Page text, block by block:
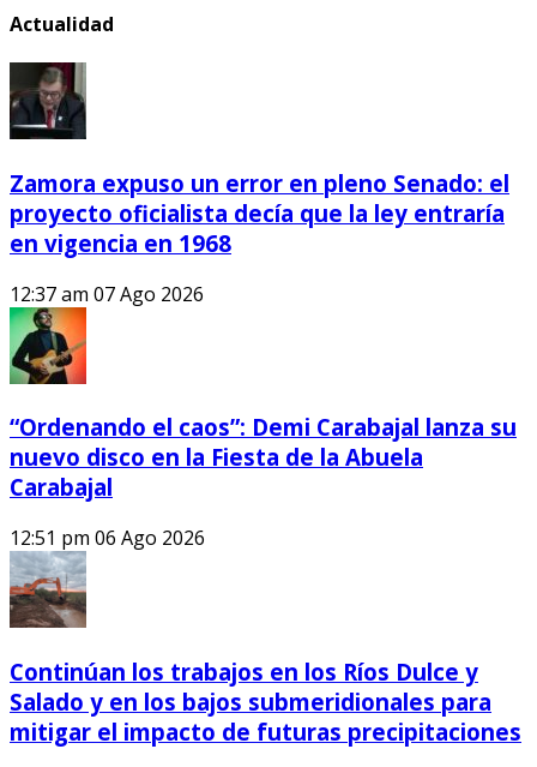
Actualidad
Zamora expuso un error en pleno Senado: el
proyecto oficialista decía que la ley entraría
en vigencia en 1968
12:37 am 07 Ago 2026
“Ordenando el caos”: Demi Carabajal lanza su
nuevo disco en la Fiesta de la Abuela
Carabajal
12:51 pm 06 Ago 2026
Continúan los trabajos en los Ríos Dulce y
Salado y en los bajos submeridionales para
mitigar el impacto de futuras precipitaciones